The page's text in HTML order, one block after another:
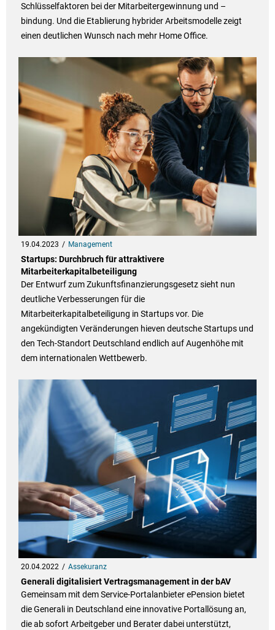
Schlüsselfaktoren bei der Mitarbeitergewinnung und –
bindung. Und die Etablierung hybrider Arbeitsmodelle zeigt
einen deutlichen Wunsch nach mehr Home Office.
19.04.2023 Management
Startups: Durchbruch für attraktivere
Mitarbeiterkapitalbeteiligung
Der Entwurf zum Zukunftsfinanzierungsgesetz sieht nun
deutliche Verbesserungen für die
Mitarbeiterkapitalbeteiligung in Startups vor. Die
angekündigten Veränderungen hieven deutsche Startups und
den Tech-Standort Deutschland endlich auf Augenhöhe mit
dem internationalen Wettbewerb.
20.04.2022 Assekuranz
Generali digitalisiert Vertragsmanagement in der bAV
Gemeinsam mit dem Service-Portalanbieter ePension bietet
die Generali in Deutschland eine innovative Portallösung an,
die ab sofort Arbeitgeber und Berater dabei unterstützt,